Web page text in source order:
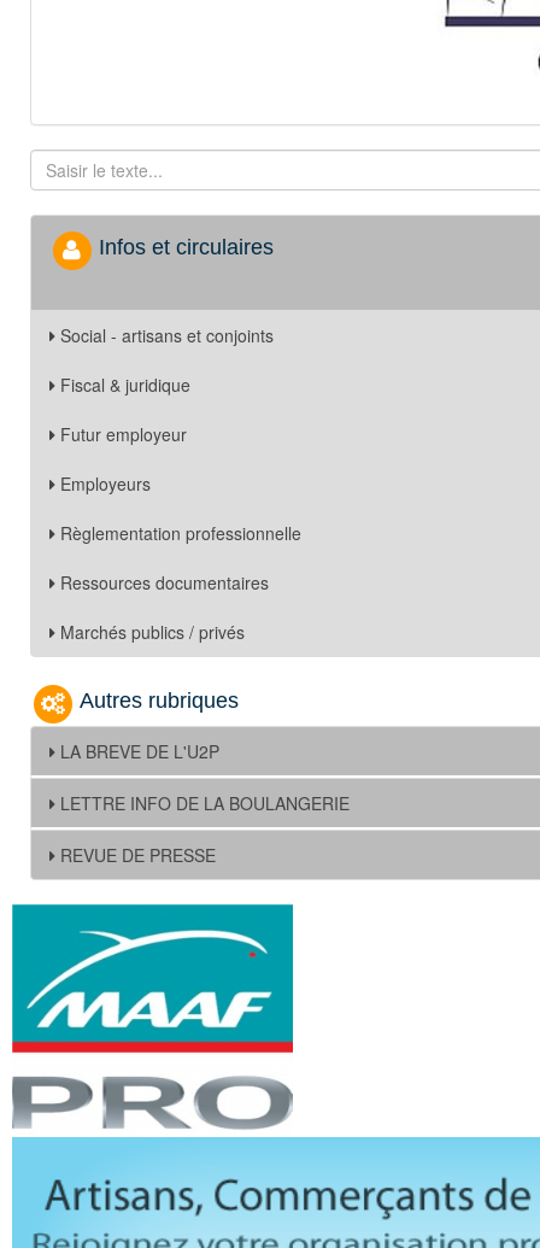
Infos et circulaires
Social - artisans et conjoints
Fiscal & juridique
Futur employeur
Employeurs
Règlementation professionnelle
Ressources documentaires
Marchés publics / privés
Autres rubriques
LA BREVE DE L'U2P
LETTRE INFO DE LA BOULANGERIE
REVUE DE PRESSE